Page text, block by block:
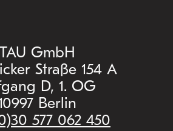
TAU GmbH
Straße 154 A
D, 1. OG
Berlin
577 062 450